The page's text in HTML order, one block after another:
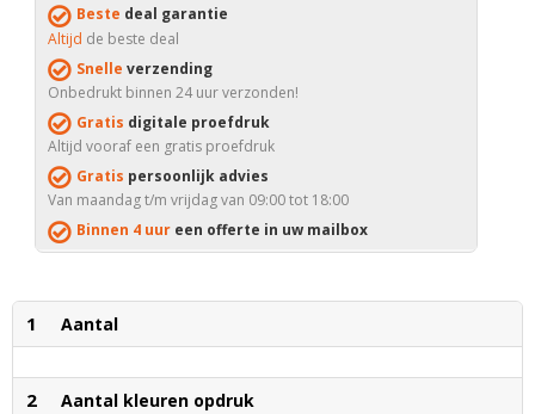
Beste deal garantie
Altijd de beste deal
Snelle verzending
Onbedrukt binnen 24 uur verzonden!
Gratis digitale proefdruk
Altijd vooraf een gratis proefdruk
Gratis persoonlijk advies
Van maandag t/m vrijdag van 09:00 tot 18:00
Binnen 4 uur een offerte in uw mailbox
1 Aantal
2 Aantal kleuren opdruk